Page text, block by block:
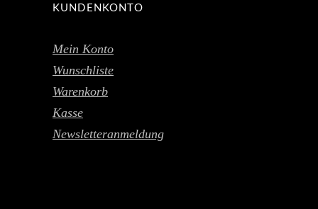
KUNDENKONTO
Mein Konto
Wunschliste
Warenkorb
Kasse
Newsletteranmeldung